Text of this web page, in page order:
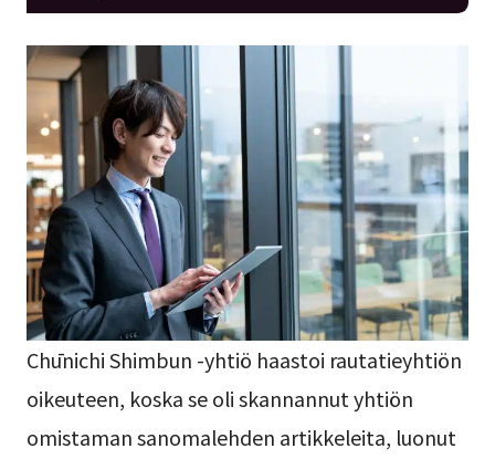
Chūnichi Shimbun -yhtiö haastoi rautatieyhtiön
oikeuteen, koska se oli skannannut yhtiön
omistaman sanomalehden artikkeleita, luonut